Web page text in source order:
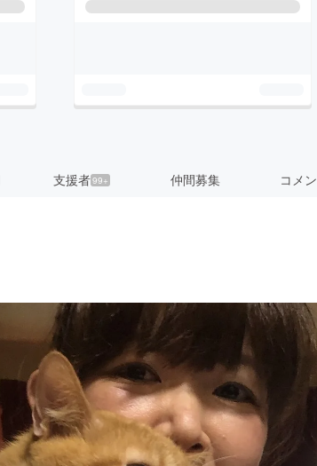
支援者99+ 仲間募集 コメ